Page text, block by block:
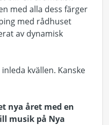
med alla dess färger
med rådhuset
av dynamisk
kvällen. Kanske
nya året med en
musik på Nya